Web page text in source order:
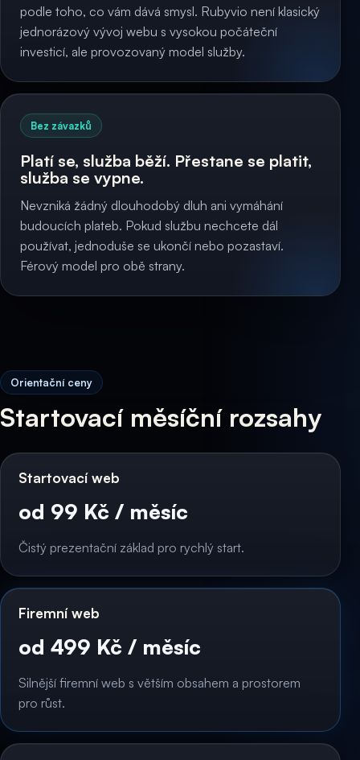
podle toho, co vám dává smysl. Rubyvio není klasický
jednorázový vývoj webu s vysokou počáteční
investicí, ale provozovaný model služby.
Bez závazků
Platí se, služba běží. Přestane se platit,
služba se vypne.
Nevzniká žádný dlouhodobý dluh ani vymáhání
budoucích plateb. Pokud službu nechcete dál
používat, jednoduše se ukončí nebo pozastaví.
Férový model pro obě strany.
Orientační ceny
Startovací měsíční rozsahy
Startovací web
od 99 Kč / měsíc
Čistý prezentační základ pro rychlý start.
Firemní web
od 499 Kč / měsíc
Silnější firemní web s větším obsahem a prostorem
pro růst.